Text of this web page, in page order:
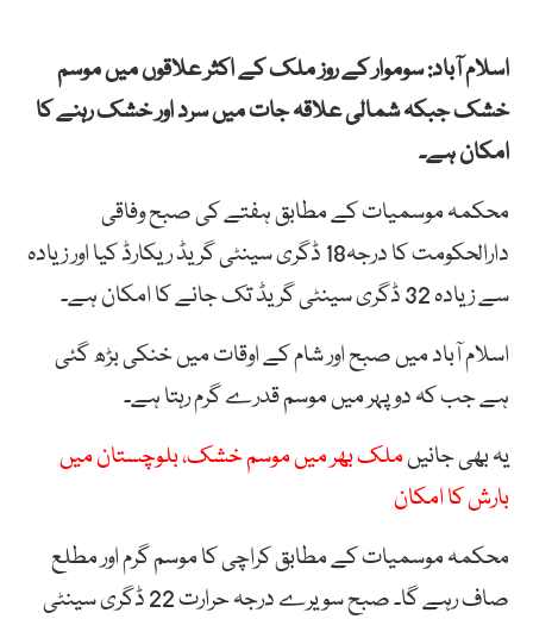
اسلام آباد: سوموار کے روز ملک کے اکثر علاقوں میں موسم
خشک جبکہ شمالی علاقہ جات میں سرد اور خشک رہنے کا
امکان ہے۔
محکمہ موسمیات کے مطابق ہفتے کی صبح وفاقی
دارالحکومت کا درجہ18 ڈگری سینٹی گریڈ ریکارڈ کیا اور زیادہ
سے زیادہ 32 ڈگری سینٹی گریڈ تک جانے کا امکان ہے۔
اسلام آباد میں صبح اور شام کے اوقات میں خنکی بڑھ گئی
ہے جب کہ دوپہر میں موسم قدرے گرم رہتا ہے۔
یہ بھی جانیںملک بھر میں موسم خشک، بلوچستان میں
بارش کا امکان
محکمہ موسمیات کے مطابق کراچی کا موسم گرم اور مطلع
صاف رہے گا۔ صبح سویرے درجہ حرارت 22 ڈگری سینٹی